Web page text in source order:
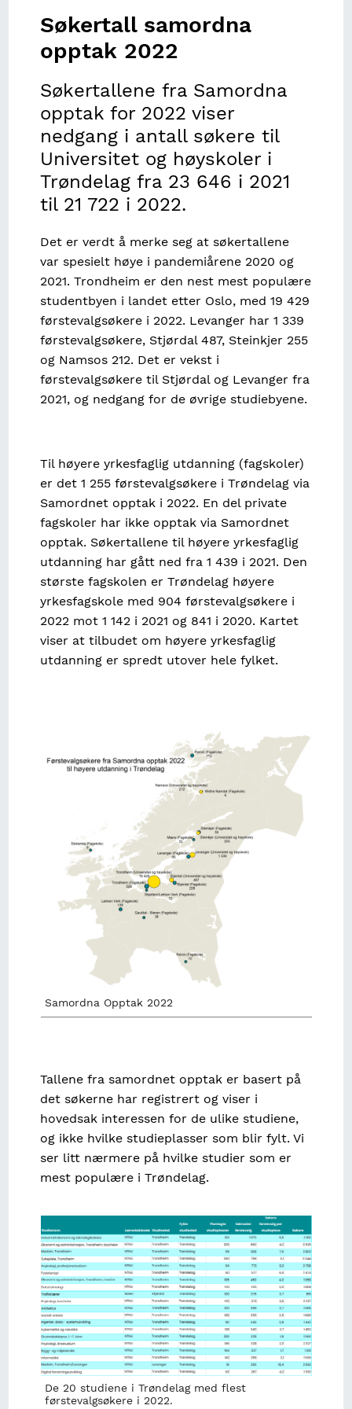
Restråstoffkartlegging
Registrert avgang av hjortevilt utenom ordinær
jakt
Fiske i trønderske farvann
Elvefiske i Trøndelag
Fangst i turistfiske
Restråstoffkartlegging
Tap og svinn i akvakultur
DistriktForsk
Tildelinger fra Norges Forskningsråd
Tilsagn fra Innovasjon Norge
Skattefunn
Horisont 2020
Regionalt nettverk
Byggekostnadsindeks for veianlegg
Kostnadsindeks for drift og vedlikehold av veier
Kostnadsindeks for vare- og lastebiltransport
Utvikling i helserelatert atferd HUNT1-4
HUNT4 Samfunnsdeltagelse
HUNT4 Nærmiljø
HUNT4 Sosiale relasjoner
HUNT4 Psykisk helse
HUNT4 Overvekt og fedme
medisiner
HUNT4 Flersykelighet og egenrapporterte
sykdommer
Utvikling i helsetilstand HUNT1-4
Ungdata-trening og fysisk aktivitet
Ungdata-lokalmiljøet
Ungdata-livskvalitet
Ungdata-framtid
Ungdata-skole
Ungdata-foreldre
Ungdata-stress og press
Vassdragssone
Kommunestruktur i Trøndelag
tilknyttet bemanning hele døgnet
Søkertall samordna
opptak 2022
Søkertallene fra Samordna
opptak for 2022 viser
nedgang i antall søkere til
Universitet og høyskoler i
Trøndelag fra 23 646 i 2021
til 21 722 i 2022.
Det er verdt å merke seg at søkertallene
var spesielt høye i pandemiårene 2020 og
2021. Trondheim er den nest mest populære
studentbyen i landet etter Oslo, med 19 429
førstevalgsøkere i 2022. Levanger har 1 339
førstevalgsøkere, Stjørdal 487, Steinkjer 255
og Namsos 212. Det er vekst i
førstevalgsøkere til Stjørdal og Levanger fra
2021, og nedgang for de øvrige studiebyene.
Til høyere yrkesfaglig utdanning (fagskoler)
er det 1 255 førstevalgsøkere i Trøndelag via
Samordnet opptak i 2022. En del private
fagskoler har ikke opptak via Samordnet
opptak. Søkertallene til høyere yrkesfaglig
utdanning har gått ned fra 1 439 i 2021. Den
største fagskolen er Trøndelag høyere
yrkesfagskole med 904 førstevalgsøkere i
2022 mot 1 142 i 2021 og 841 i 2020. Kartet
viser at tilbudet om høyere yrkesfaglig
utdanning er spredt utover hele fylket.
Samordna Opptak 2022
Tallene fra samordnet opptak er basert på
det søkerne har registrert og viser i
hovedsak interessen for de ulike studiene,
og ikke hvilke studieplasser som blir fylt. Vi
ser litt nærmere på hvilke studier som er
mest populære i Trøndelag.
Image
De 20 studiene i Trøndelag med flest
førstevalgsøkere i 2022.